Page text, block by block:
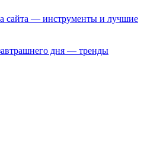
сайта — инструменты и лучшие
дня — тренды